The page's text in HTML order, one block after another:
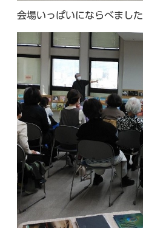
会場いっぱいにならべました